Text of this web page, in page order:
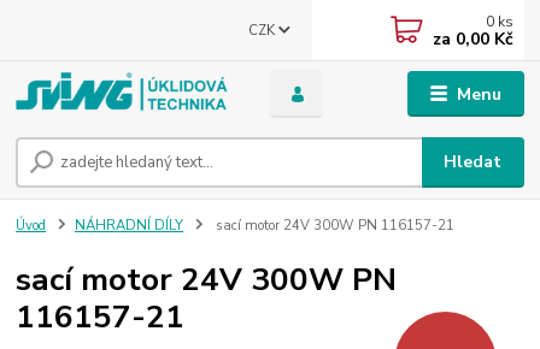
Menu
CZK
Hledat
0 ks
za 0,00 Kč
Úvod NÁHRADNÍ DÍLY sací motor 24V 300W PN 116157-21
sací motor 24V 300W PN
116157-21